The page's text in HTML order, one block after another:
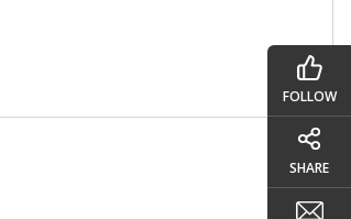
FOLLOW
SHARE